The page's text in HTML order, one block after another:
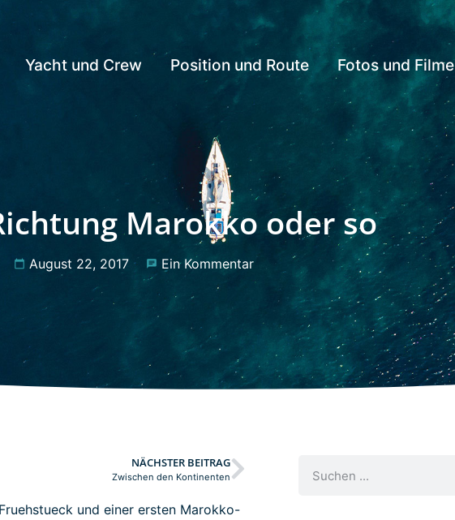
Yacht und Crew Position und Route Fotos und Filme
Marokko oder so
August 22, 2017 Ein Kommentar
NÄCHSTER BEITRAG
Zwischen den Kontinenten
und einer ersten Marokko-